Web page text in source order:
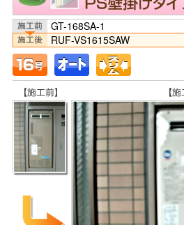
GT-168SA-1
RUF-VS1615SAW